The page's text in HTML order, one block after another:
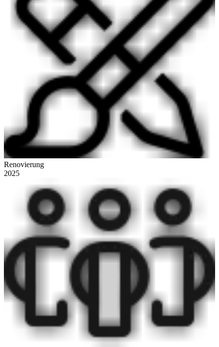
Renovierung
2025